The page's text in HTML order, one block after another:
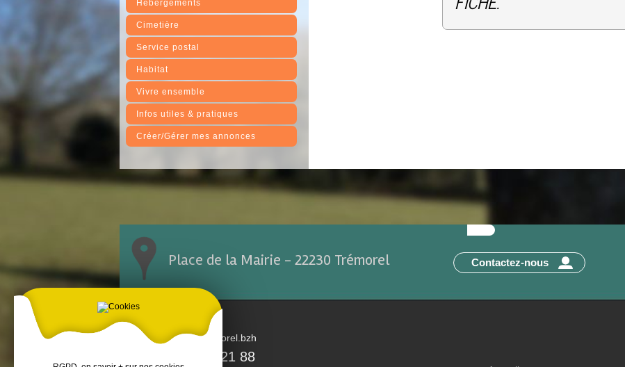
Hébergements
Cimetière
Service postal
Habitat
Vivre ensemble
Infos utiles & pratiques
Créer/Gérer mes annonces
accueil@tremorel.bzh
02 96 25 21 88
Place de la Mairie - 22230 Trémorel Contactez-nous